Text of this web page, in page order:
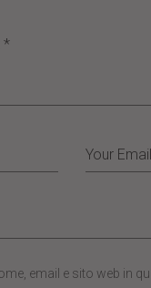
email e sito web in